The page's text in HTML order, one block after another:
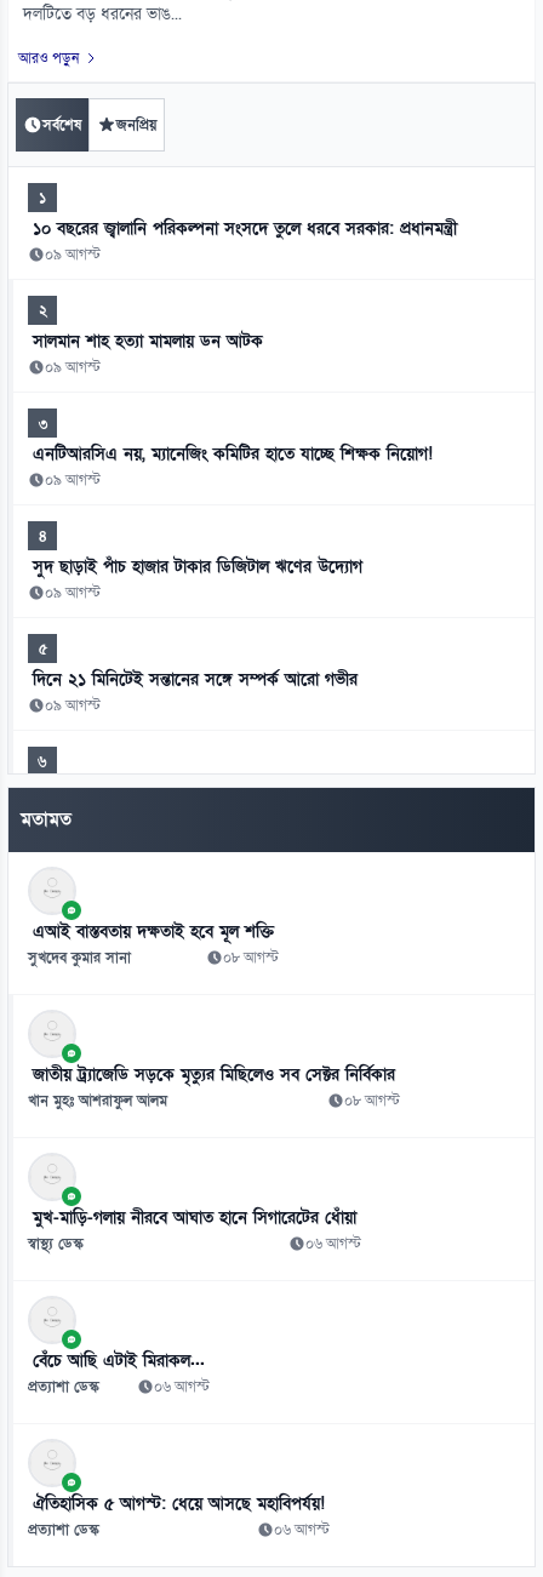
দলটিতে বড় ধরনের ভাঙ...
আরও পড়ুন
সর্বশেষ জনপ্রিয়
১
১০ বছরের জ্বালানি পরিকল্পনা সংসদে তুলে ধরবে সরকার: প্রধানমন্ত্রী
০৯ আগস্ট
২
সালমান শাহ হত্যা মামলায় ডন আটক
০৯ আগস্ট
৩
এনটিআরসিএ নয়, ম্যানেজিং কমিটির হাতে যাচ্ছে শিক্ষক নিয়োগ!
০৯ আগস্ট
৪
সুদ ছাড়াই পাঁচ হাজার টাকার ডিজিটাল ঋণের উদ্যোগ
০৯ আগস্ট
৫
দিনে ২১ মিনিটেই সন্তানের সঙ্গে সম্পর্ক আরো গভীর
০৯ আগস্ট
৬
এসএসসির ফল কখন ঘোষণা, যেভাবে পাবেন শিক্ষার্থীরা
০৯ আগস্ট
৭
রাষ্ট্রপতি নির্বাচনে ১১ দলের প্রার্থী অলি আহমদ
০৯ আগস্ট
৪০ ঘণ্টা পর রোম থেকে ঢাকায় ফিরলেন যাত্রীরা
০৯ আগস্ট
মতামত
এআই বাস্তবতায় দক্ষতাই হবে মূল শক্তি
সুখদেব কুমার সানা ০৮ আগস্ট
জাতীয় ট্র্যাজেডি সড়কে মৃত্যুর মিছিলেও সব সেক্টর নির্বিকার
খান মুহঃ আশরাফুল আলম ০৮ আগস্ট
মুখ-মাড়ি-গলায় নীরবে আঘাত হানে সিগারেটের ধোঁয়া
স্বাস্থ্য ডেস্ক ০৬ আগস্ট
বেঁচে আছি এটাই মিরাকল...
প্রত্যাশা ডেস্ক ০৬ আগস্ট
ঐতিহাসিক ৫ আগস্ট: ধেয়ে আসছে মহাবিপর্যয়!
প্রত্যাশা ডেস্ক ০৬ আগস্ট